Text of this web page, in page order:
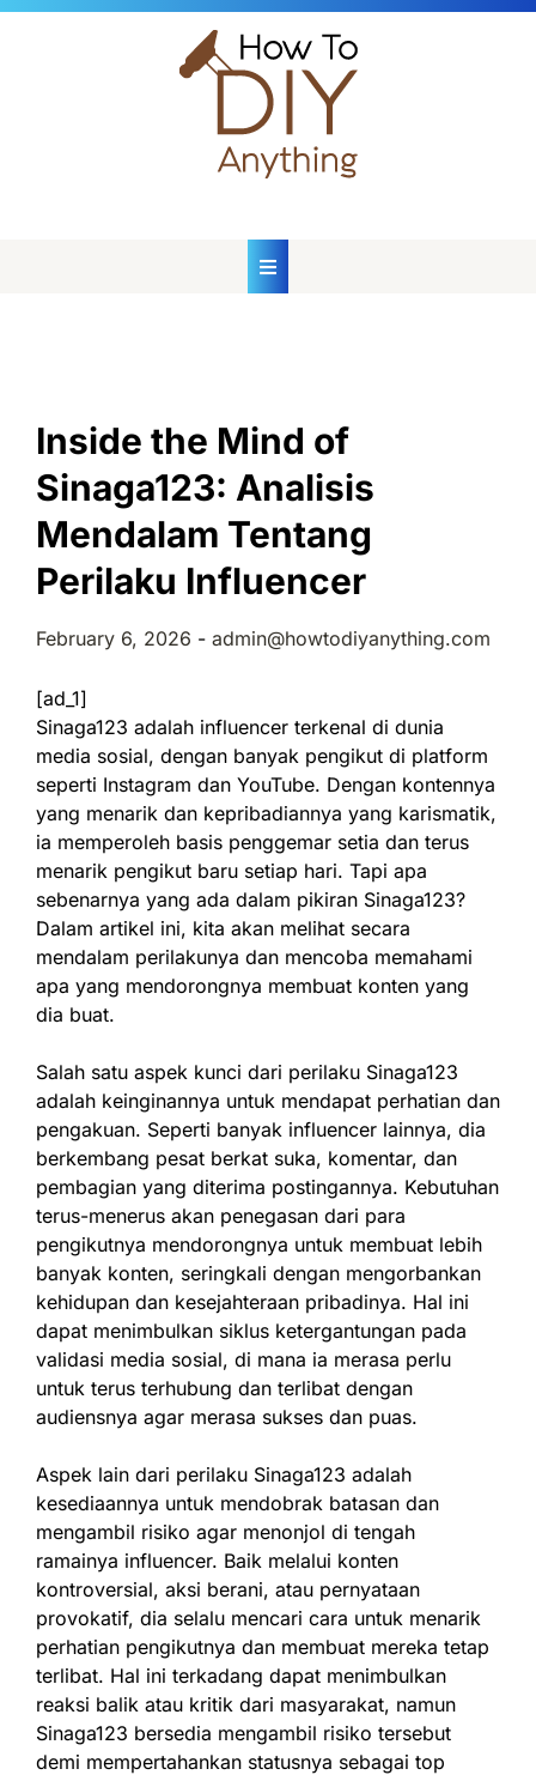
Skip
Inside the Mind of
Sinaga123: Analisis
Mendalam Tentang
Perilaku Influencer
February 6, 2026 - admin@howtodiyanything.com
[ad_1]
Sinaga123 adalah influencer terkenal di dunia
media sosial, dengan banyak pengikut di platform
seperti Instagram dan YouTube. Dengan kontennya
yang menarik dan kepribadiannya yang karismatik,
ia memperoleh basis penggemar setia dan terus
menarik pengikut baru setiap hari. Tapi apa
sebenarnya yang ada dalam pikiran Sinaga123?
Dalam artikel ini, kita akan melihat secara
mendalam perilakunya dan mencoba memahami
apa yang mendorongnya membuat konten yang
dia buat.
Salah satu aspek kunci dari perilaku Sinaga123
adalah keinginannya untuk mendapat perhatian dan
pengakuan. Seperti banyak influencer lainnya, dia
berkembang pesat berkat suka, komentar, dan
pembagian yang diterima postingannya. Kebutuhan
terus-menerus akan penegasan dari para
pengikutnya mendorongnya untuk membuat lebih
banyak konten, seringkali dengan mengorbankan
kehidupan dan kesejahteraan pribadinya. Hal ini
dapat menimbulkan siklus ketergantungan pada
validasi media sosial, di mana ia merasa perlu
untuk terus terhubung dan terlibat dengan
audiensnya agar merasa sukses dan puas.
Aspek lain dari perilaku Sinaga123 adalah
kesediaannya untuk mendobrak batasan dan
mengambil risiko agar menonjol di tengah
ramainya influencer. Baik melalui konten
kontroversial, aksi berani, atau pernyataan
provokatif, dia selalu mencari cara untuk menarik
perhatian pengikutnya dan membuat mereka tetap
terlibat. Hal ini terkadang dapat menimbulkan
reaksi balik atau kritik dari masyarakat, namun
Sinaga123 bersedia mengambil risiko tersebut
demi mempertahankan statusnya sebagai top